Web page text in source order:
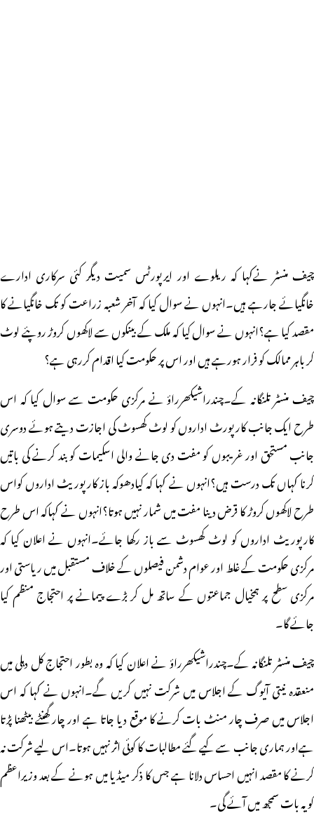
چیف منسٹر نےکہا کہ ریلوے اور ایرپورٹس سمیت دیگر کئی سرکاری ادارے
خانگیائے جارہے ہیں۔انہوں نے سوال کیا کہ آخر شعبہ زراعت کو تک خانگیانے کا
مقصد کیا ہے؟انہوں نے سوال کیا کہ ملک کے بینکوں سے لاکھوں کروڑ روپئے لوٹ
کر باہر ممالک کو فرار ہورہے ہیں اور اس پر حکومت کیا اقدام کررہی ہے؟
چیف منسٹر تلنگانہ کے۔چندراشیکھرراؤ نے مرکزی حکومت سے سوال کیا کہ اس
طرح ایک جانب کارپورٹ اداروں کو لوٹ کھسوٹ کی اجازت دیتے ہوئے دوسری
جانب مستحق اور غریبوں کو مفت دی جانے والی اسکیمات کو بند کرنے کی باتیں
کرنا کہاں تک درست ہیں؟انہوں نے کہا کہ کیادھوکہ باز کارپوریٹ اداروں کواس
طرح لاکھوں کروڑ کا قرض دینا مفت میں شمار نہیں ہوتا؟انہوں نے کہاکہ اس طرح
کارپوریٹ اداروں کو لوٹ کھسوٹ سے باز رکھا جائے۔انہوں نے اعلان کیا کہ
مرکزی حکومت کے غلط اور عوام دشمن فیصلوں کے خلاف مستقبل میں ریاستی اور
مرکزی سطح پر ہمخیال جماعتوں کے ساتھ مل کر بڑے پیمانے پر احتجاج منظم کیا
جائے گا۔
چیف منسٹر تلنگانہ کے۔چندراشیکھرراؤ نے اعلان کیا کہ وہ بطور احتجاج کل دہلی میں
منعقدہ نیتی آیوگ کے اجلاس میں شرکت نہیں کریں گے۔انہوں نے کہا کہ اس
اجلاس میں صرف چار منٹ بات کرنے کا موقع دیا جاتا ہے اور چار گھنٹے بیٹھنا پڑتا
ہےاور ہماری جانب سے کیے گئے مطالبات کا کوئی اثر نہیں ہوتا۔اس لیے شرکت نہ
کرنے کا مقصد انہیں احساس دلانا ہے جس کا ذکر میڈیا میں ہونے کے بعد وزیراعظم
کو یہ بات سمجھ میں آئے گی۔